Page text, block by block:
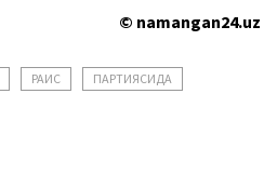
© namangan24.uz
РАИС ПАРТИЯСИДА